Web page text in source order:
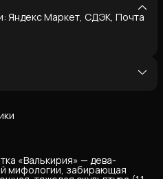
Яндекс Маркет, СДЭК, Почта
«Валькирия» — дева-
мифологии, забирающая